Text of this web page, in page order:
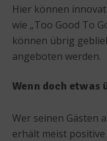
Hier können
wie „Too Good To
können übrig
angeboten werden.
Wenn doch etwas
Wer seinen Gästen
erhält meist positive